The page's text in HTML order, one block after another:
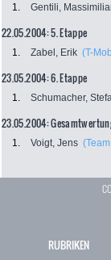
1. Gentili,
22.05.2004: 5. Etappe
1. Zabel, Erik (T-
23.05.2004: 6. Etappe
1. Schumacher,
23.05.2004:
1. Voigt, Jens
RUBRIKEN